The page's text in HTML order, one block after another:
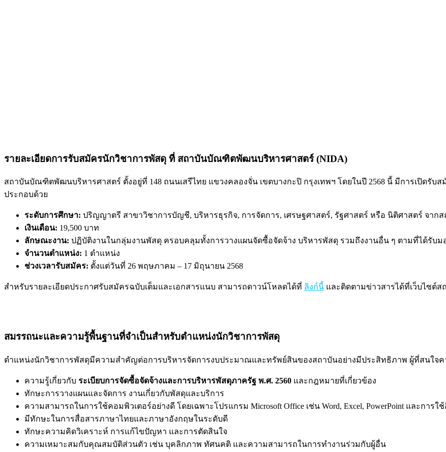
รายละเอียดการรับสมัครนักวิชาการพัสดุ ที่ สถาบันบัณฑิตพัฒนบริหารศาสตร์ (NIDA)
สถาบันบัณฑิตพัฒนบริหารศาสตร์ ตั้งอยู่ที่ 148 ถนนเสรีไทย แขวงคลองจั่น เขตบางกะปิ กรุงเทพฯ โดยในปี 2568 นี้ มีการเปิดรับ
ประกอบด้วย
ระดับการศึกษา: ปริญญาตรี สาขาวิชาการบัญชี, บริหารธุรกิจ, การจัดการ, เศรษฐศาสตร์, รัฐศาสตร์ หรือ นิติศาสตร์ จาก
เงินเดือน: 19,500 บาท
ลักษณะงาน: ปฏิบัติงานในกลุ่มงานพัสดุ ครอบคลุมทั้งการวางแผนจัดซื้อจัดจ้าง บริหารพัสดุ รวมถึงงานอื่น ๆ ตามที่ได้รับม
จำนวนตำแหน่ง: 1 ตำแหน่ง
ช่วงเวลารับสมัคร: ตั้งแต่วันที่ 26 พฤษภาคม – 17 มิถุนายน 2568
สำหรับรายละเอียดประกาศรับสมัครฉบับเต็มและเอกสารแนบ สามารถดาวน์โหลดได้ที่ ลิงก์นี้ และติดตามข่าวสารได้ที่เว็บไซต์ส
สมรรถนะและความรู้พื้นฐานที่จำเป็นสำหรับตำแหน่งนักวิชาการพัสดุ
ตำแหน่งนักวิชาการพัสดุมีความสำคัญต่อการบริหารจัดการงบประมาณและทรัพย์สินของสถาบันอย่างมีประสิทธิภาพ ผู้ที่สนใจ
ความรู้เกี่ยวกับ ระเบียบการจัดซื้อจัดจ้างและการบริหารพัสดุภาครัฐ พ.ศ. 2560 และกฎหมายที่เกี่ยวข้อง
ทักษะการวางแผนและจัดการ งานเกี่ยวกับพัสดุและบริการ
ความสามารถในการใช้คอมพิวเตอร์อย่างดี โดยเฉพาะโปรแกรม Microsoft Office เช่น Word, Excel, PowerPoint และการ
มีทักษะในการสื่อสารภาษาไทยและภาษาอังกฤษในระดับดี
ทักษะความคิดวิเคราะห์ การแก้ไขปัญหา และการตัดสินใจ
ความเหมาะสมกับคุณสมบัติส่วนตัว เช่น บุคลิกภาพ ทัศนคติ และความสามารถในการทำงานร่วมกับผู้อื่น